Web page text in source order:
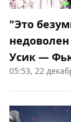
"Это
Усик —
05:53, 22